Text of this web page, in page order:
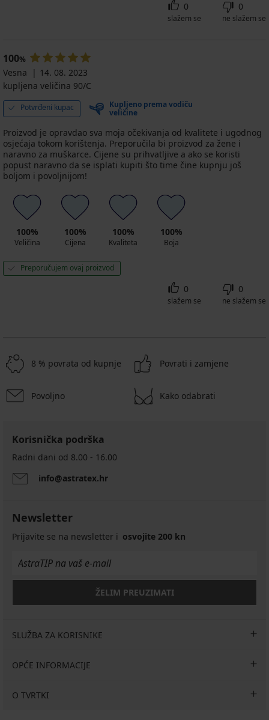
0
slažem se
0
ne slažem se
100%
Vesna
14. 08. 2023
kupljena veličina 90/C
Potvrđeni kupac
Kupljeno prema vodiču
veličine
Proizvod je opravdao sva moja očekivanja od kvalitete i ugodnog
osjećaja tokom korištenja. Preporučila bi proizvod za žene i
naravno za muškarce. Cijene su prihvatljive a ako se koristi
popust naravno da se isplati kupiti što time čine kupnju još
boljom i povoljnijom!
100%
Veličina
100%
Cijena
100%
Kvaliteta
100%
Boja
Preporučujem ovaj proizvod
0
slažem se
0
ne slažem se
8 % povrata od kupnje Povrati i zamjene
Povoljno Kako odabrati
Korisnička podrška
Radni dani od 8.00 - 16.00
info@astratex.hr
Newsletter
Prijavite se na newsletter i osvojite 200 kn
ŽELIM PREUZIMATI
SLUŽBA ZA KORISNIKE
OPĆE INFORMACIJE
O TVRTKI